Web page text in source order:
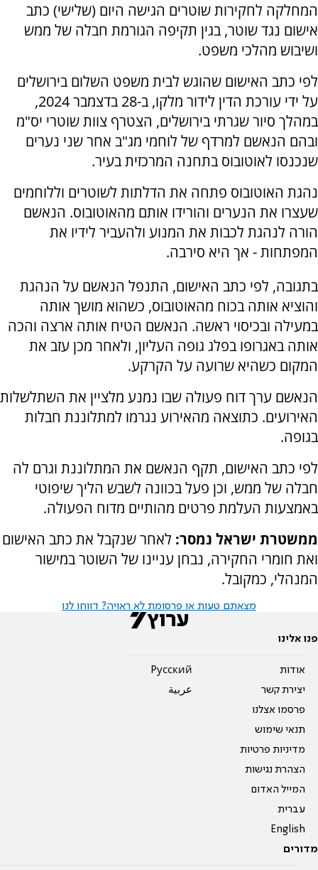
המחלקה לחקירות שוטרים הגישה היום (שלישי) כתב
אישום נגד שוטר, בגין תקיפה הגורמת חבלה של ממש
ושיבוש מהלכי משפט.
לפי כתב האישום שהוגש לבית משפט השלום בירושלים
על ידי עורכת הדין לידור מלקו, ב-28 בדצמבר 2024,
במהלך סיור שגרתי בירושלים, הצטרף צוות שוטרי יס"מ
ובהם הנאשם למרדף של לוחמי מג"ב אחר שני נערים
שנכנסו לאוטובוס בתחנה המרכזית בעיר.
נהגת האוטובוס פתחה את הדלתות לשוטרים וללוחמים
שעצרו את הנערים והורידו אותם מהאוטובוס. הנאשם
הורה לנהגת לכבות את המנוע ולהעביר לידיו את
המפתחות - אך היא סירבה.
בתגובה, לפי כתב האישום, התנפל הנאשם על הנהגת
והוציא אותה בכוח מהאוטובוס, כשהוא מושך אותה
במעילה ובכיסוי ראשה. הנאשם הטיח אותה ארצה והכה
אותה באגרופו בפלג גופה העליון, ולאחר מכן עזב את
המקום כשהיא שרועה על הקרקע.
הנאשם ערך דוח פעולה שבו נמנע מלציין את השתלשלות
האירועים. כתוצאה מהאירוע נגרמו למתלוננת חבלות
בגופה.
לפי כתב האישום, תקף הנאשם את המתלוננת וגרם לה
חבלה של ממש, וכן פעל בכוונה לשבש הליך שיפוטי
באמצעות העלמת פרטים מהותיים מדוח הפעולה.
ממשטרת ישראל נמסר: לאחר שנקבל את כתב האישום
ואת חומרי החקירה, נבחן עניינו של השוטר במישור
המנהלי, כמקובל.
מצאתם טעות או פרסומת לא ראויה? דווחו לנו
פנו אלינו
אודות
יצירת קשר
פרסמו אצלנו
תנאי שימוש
מדיניות פרטיות
הצהרת נגישות
המייל האדום
עברית
English
Pусский
عربية
מדורים